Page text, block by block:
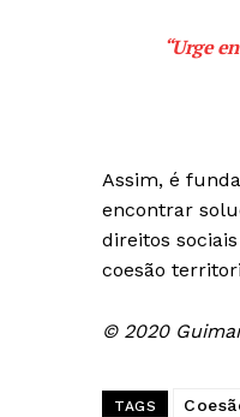
“Urge
Assim, é
encontrar
direitos
coesão
© 2020
TAGS